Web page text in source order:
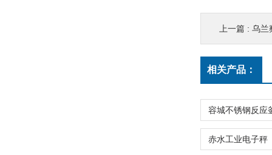
上一篇 : 乌兰察
相关产品：